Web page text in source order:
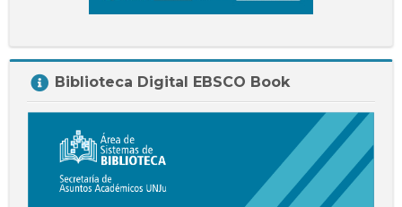
Biblioteca
Digital
Biblioteca Digital EBSCO Book